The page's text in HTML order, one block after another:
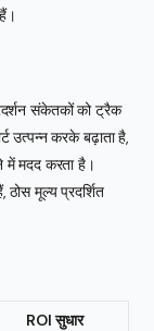
संकेतकों को ट्रैक
उत्पन्न करके बढ़ाता है,
में मदद करता है।
मूल्य प्रदर्शित
ROI सुधार